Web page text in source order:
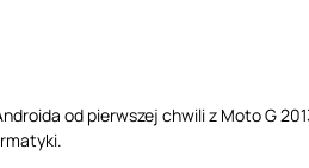
od pierwszej chwili z Moto G